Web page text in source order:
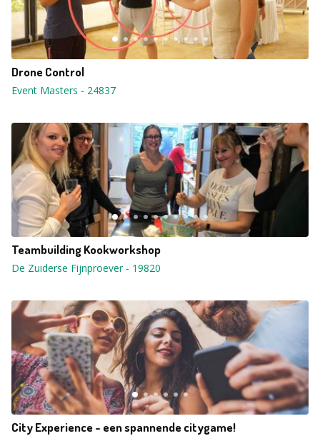
Drone Control
Event Masters - 24837
Teambuilding Kookworkshop
De Zuiderse Fijnproever- 19820
City Experience - een spannende citygame!